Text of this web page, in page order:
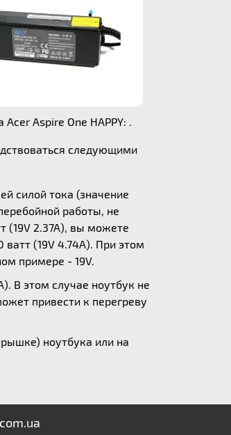
Aspire One HAPPY: .
следующими
силой тока (значение
работы, не
(19V 2.37A), вы можете
(19V 4.74A). При этом
примере - 19V.
В этом случае ноутбук не
привести к перегреву
ноутбука или на